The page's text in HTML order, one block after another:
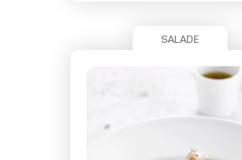
SALADE